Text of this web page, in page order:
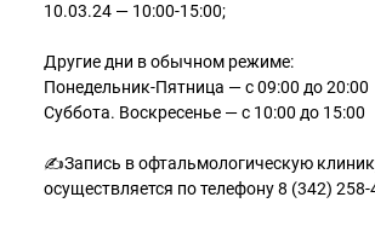
10.03.24 — 10:00-15:00;
Другие дни в обычном режиме:
Понедельник-Пятница — с 09:00 до 20:00
Суббота. Воскресенье — с 10:00 до 15:00
✍Запись в офтальмологическую
осуществляется по телефону 8 (342) 258-